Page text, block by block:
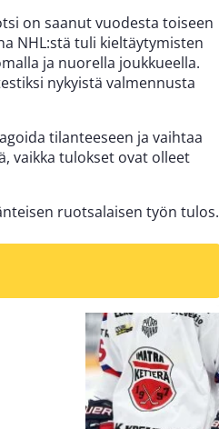
on saanut vuodesta toiseen
NHL:stä tuli kieltäytymisten
ja nuorella joukkueella.
nykyistä valmennusta
tilanteeseen ja vaihtaa
vaikka tulokset ovat olleet
ruotsalaisen työn tulos.